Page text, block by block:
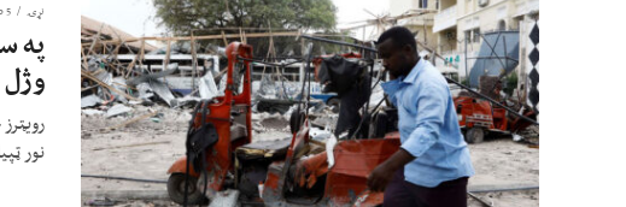
نړۍ 5 years ago
په
نور